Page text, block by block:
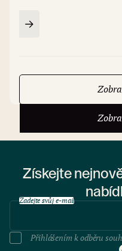
Získejte
Zadejte svůj e-mail
Přihlášením k odběru